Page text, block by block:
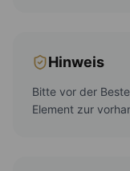
Hinweis
Bitte vor der
Element zur